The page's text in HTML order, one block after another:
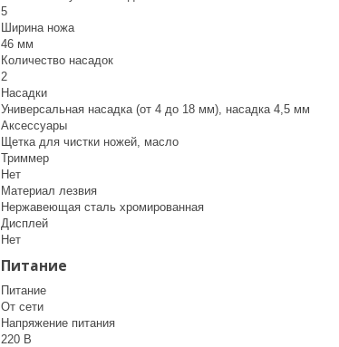
5
Ширина ножа
46 мм
Количество насадок
2
Насадки
Универсальная насадка (от 4 до 18 мм), насадка 4,5 мм
Аксессуары
Щетка для чистки ножей, масло
Триммер
Нет
Материал лезвия
Нержавеющая сталь хромированная
Дисплей
Нет
Питание
Питание
От сети
Напряжение питания
220 В